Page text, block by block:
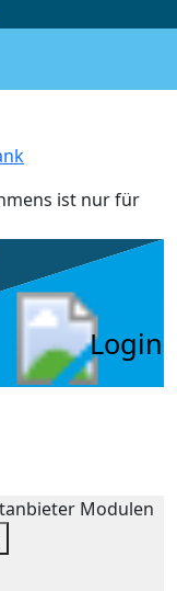
ist nur für
Login
Modulen